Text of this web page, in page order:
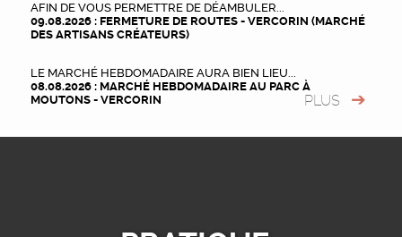
AFIN DE VOUS PERMETTRE DE DÉAMBULER...
09.08.2026 : FERMETURE DE ROUTES - VERCORIN (MARCHÉ
DES ARTISANS CRÉATEURS)
LE MARCHÉ HEBDOMADAIRE AURA BIEN LIEU...
08.08.2026 : MARCHÉ HEBDOMADAIRE AU PARC À
MOUTONS - VERCORIN
PLUS